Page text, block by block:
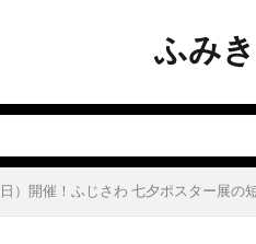
ふみ
）開催！ふじさわ 七夕ポスター展の